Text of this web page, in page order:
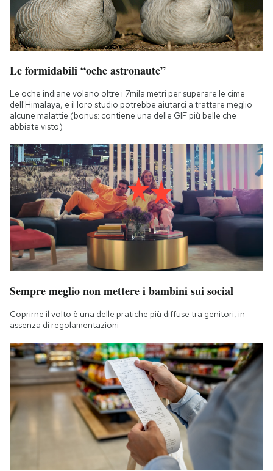
Le formidabili “oche astronaute”
Le oche indiane volano oltre i 7mila metri per superare le cime
dell'Himalaya, e il loro studio potrebbe aiutarci a trattare meglio
alcune malattie (bonus: contiene una delle GIF più belle che
abbiate visto)
Sempre meglio non mettere i bambini sui social
Coprirne il volto è una delle pratiche più diffuse tra genitori, in
assenza di regolamentazioni